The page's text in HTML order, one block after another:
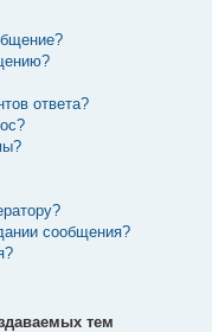
ответа?
сообщения?
тем